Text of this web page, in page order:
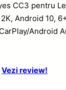
CC3 pentru
Android 10,
Android
Vezi review!